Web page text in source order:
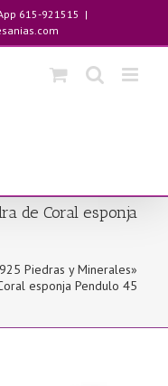
615-921515
|
de Coral esponja
Piedras y Minerales»
esponja Pendulo 45